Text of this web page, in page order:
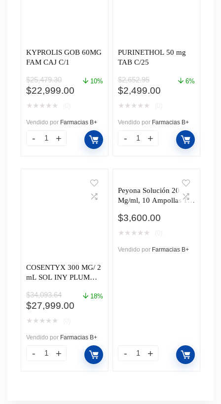
KYPROLIS GOB 60MG
FAM CAJ C/1
$25,479.30
El
precio
era:
$25,479.30.
$22,999.00El
es:
$22,999.00.
10%
★ ★ ★ ★ ★
Vendido por Farmacias B+
PURINETHOL 50 mg
TAB C/25
$2,652.95
El
precio
era:
$2,652.95.
$2,499.00El
es:
$2,499.00.
6%
★ ★ ★ ★ ★
Vendido por Farmacias B+
COSENTYX 300 MG/ 2
mL SOL INY PLUM
$34,093.64
El
precio
era:
$34,093.64.
$27,999.00El
es:
$27,999.00.
18%
★ ★ ★ ★ ★
Vendido por Farmacias B+
Peyona Solución 20
Mg/ml, 10 Ampollas 1
$3,600.00
★ ★ ★ ★ ★
Vendido por Farmacias B+